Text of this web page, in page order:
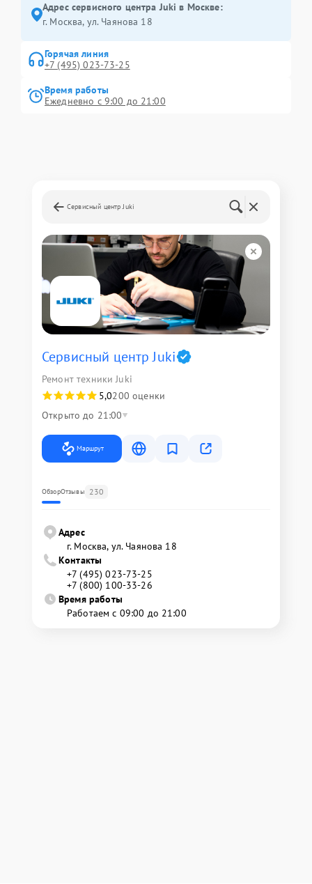
Адрес сервисного центра Juki в Москве:
г. Москва, ул. Чаянова 18
Горячая линия
+7 (495) 023-73-25
Время работы
Ежедневно с 9:00 до 21:00
Сервисный центр Juki
Сервисный центр Juki
Ремонт техники Juki
5,0200 оценки
Открыто до 21:00
Маршрут
ОбзорОтзывы 230
Адрес
г. Москва, ул. Чаянова 18
Контакты
+7 (495) 023-73-25
+7 (800) 100-33-26
Время работы
Работаем с 09:00 до 21:00